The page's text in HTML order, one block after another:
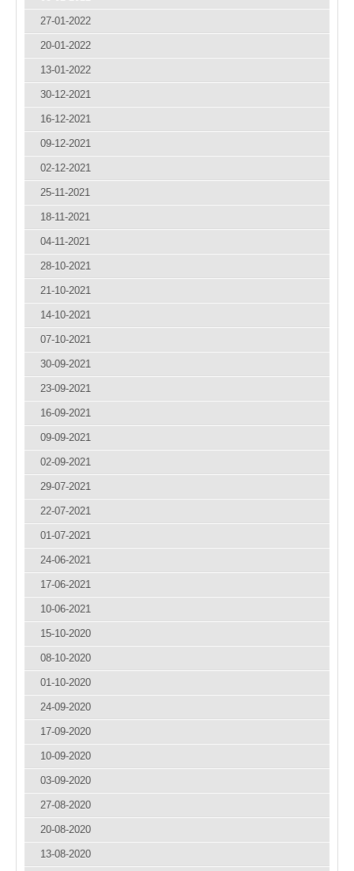
27-01-2022
20-01-2022
13-01-2022
30-12-2021
16-12-2021
09-12-2021
02-12-2021
25-11-2021
18-11-2021
04-11-2021
28-10-2021
21-10-2021
14-10-2021
07-10-2021
30-09-2021
23-09-2021
16-09-2021
09-09-2021
02-09-2021
29-07-2021
22-07-2021
01-07-2021
24-06-2021
17-06-2021
10-06-2021
15-10-2020
08-10-2020
01-10-2020
24-09-2020
17-09-2020
10-09-2020
03-09-2020
27-08-2020
20-08-2020
13-08-2020